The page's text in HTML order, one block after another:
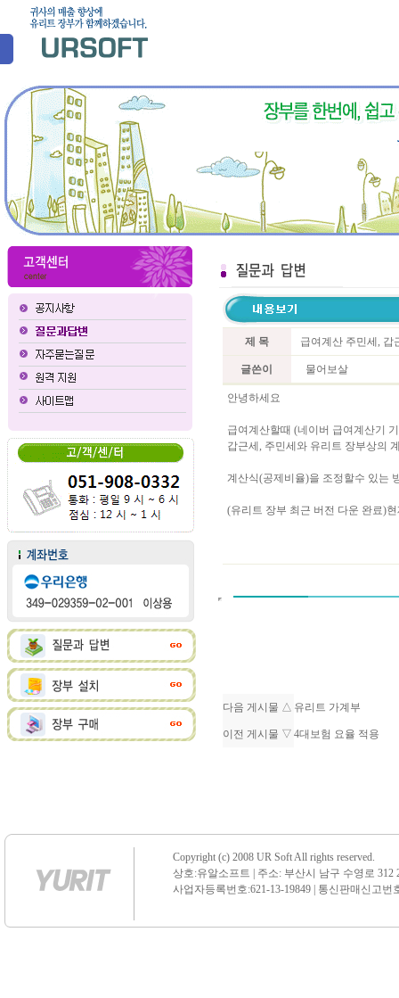
제 목 급여계산 주민세, 갑
글쓴이 물어보살
안녕하세요
급여계산할때 (네이버 급여계산기
갑근세, 주민세와 유리트 장부상의
계산식(공제비율)을 조정할수 있는
(유리트 장부 최근 버전 다운 완료)
다음 게시물 △ 유리트 가계부
이전 게시물 ▽ 4대보험 요율 적용
Copyright (c) 2008 UR Soft All rights reserved.
상호:유알소프트 | 주소: 부산시 남구 수영로 312
사업자등록번호:621-13-19849 | 통신판매신고번